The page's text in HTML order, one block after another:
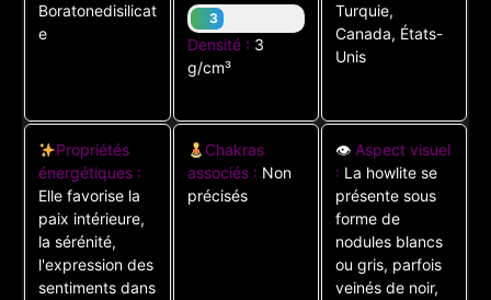
Boratonedisilicat
e
3
Densité : 3
g/cm³
Turquie,
Canada, États-
Unis
Propriétés
énergétiques :
Elle favorise la
paix intérieure,
la sérénité,
l'expression des
sentiments dans
Chakras
associés : Non
précisés
👁 Aspect visuel
: La howlite se
présente sous
forme de
nodules blancs
ou gris, parfois
veinés de noir,